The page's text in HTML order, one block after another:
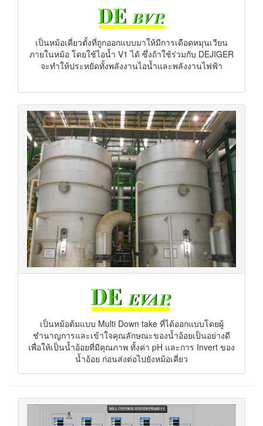
เป็นหม้อเคี่ยวตั้งที่ถูกออกแบบมาให้มีการเดือดหมุนเวียน
ภายในหม้อ โดยใช้ไอน้ำ V1 ได้ ซึ่งถ้าใช้ร่วมกับ DEJIGER
จะทำให้ประหยัดทั้งพลังงานไอน้ำและพลังงานไฟฟ้า
เป็นหม้อต้มแบบ Multi Down take ที่ได้ออกแบบโดยผู้
ชำนาญการและเข้าใจคุณลักษณะของน้ำอ้อยเป็นอย่างดี
เพื่อให้เป็นน้ำอ้อยที่มีคุณภาพ ทั้งค่า pH และการ Invert ของ
น้ำอ้อย ก่อนส่งต่อไปยังหม้อเคี่ยว